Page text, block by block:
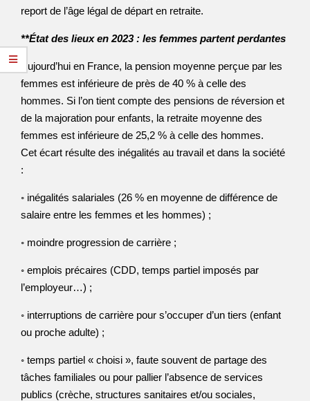
report de l’âge légal de départ en retraite.
**État des lieux en 2023 : les femmes partent perdantes
Aujourd’hui en France, la pension moyenne perçue par les
femmes est inférieure de près de 40 % à celle des
hommes. Si l’on tient compte des pensions de réversion et
de la majoration pour enfants, la retraite moyenne des
femmes est inférieure de 25,2 % à celle des hommes.
Cet écart résulte des inégalités au travail et dans la société
:
◦ inégalités salariales (26 % en moyenne de différence de
salaire entre les femmes et les hommes) ;
◦ moindre progression de carrière ;
◦ emplois précaires (CDD, temps partiel imposés par
l’employeur…) ;
◦ interruptions de carrière pour s’occuper d’un tiers (enfant
ou proche adulte) ;
◦ temps partiel « choisi », faute souvent de partage des
tâches familiales ou pour pallier l’absence de services
publics (crèche, structures sanitaires et/ou sociales,